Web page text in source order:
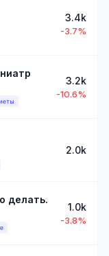
3.4k
-3.7%
3.2k
-10.6%
2.0k
делать.
1.0k
-3.8%